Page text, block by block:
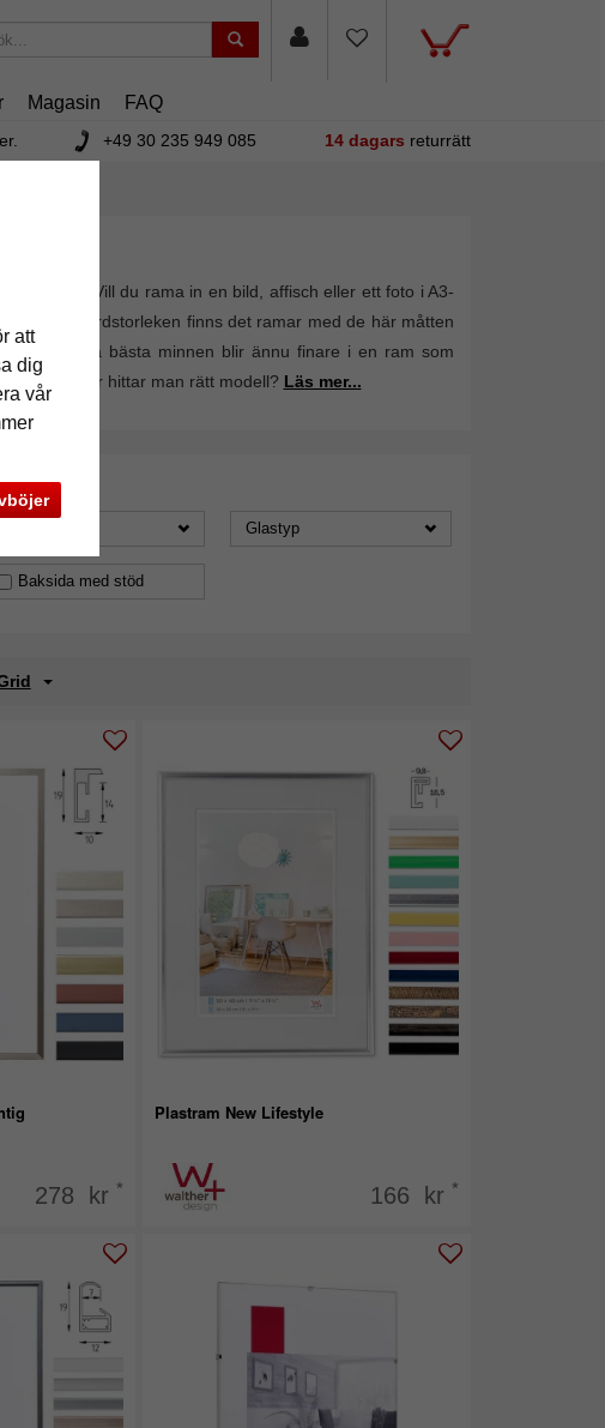
att
dig
vår
Magasin FAQ
+49 30 235 949 085 14 dagars returrätt
× 42 cm. Vill du rama in en bild, affisch eller ett foto i A3-
standardstorleken finns det ramar med de här måtten
och dina bästa minnen blir ännu finare i en ram som
Men hur hittar man rätt modell? Läs mer...
Glastyp
Baksida med stöd
278 kr *
Plastram New Lifestyle
166 kr *